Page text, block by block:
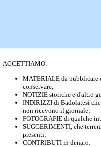
ACCETTIAMO:
MATERIALE da pubblicare
conservare;
NOTIZIE storiche e d'altro
INDIRIZZI di Badolatesi
non ricevono il giornale;
FOTOGRAFIE di qualche
SUGGERIMENTI, che
presenti;
CONTRIBUTI in denaro.